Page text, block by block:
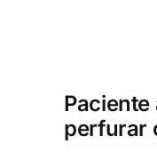
perfurar